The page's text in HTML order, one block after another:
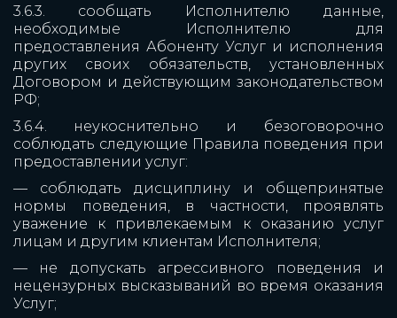
3.6.3. сообщать Исполнителю данные,
необходимые Исполнителю для
предоставления Абоненту Услуг и исполнения
других своих обязательств, установленных
Договором и действующим законодательством
РФ;
3.6.4. неукоснительно и безоговорочно
соблюдать следующие Правила поведения при
предоставлении услуг:
— соблюдать дисциплину и общепринятые
нормы поведения, в частности, проявлять
уважение к привлекаемым к оказанию услуг
лицам и другим клиентам Исполнителя;
— не допускать агрессивного поведения и
нецензурных высказываний во время оказания
Услуг;